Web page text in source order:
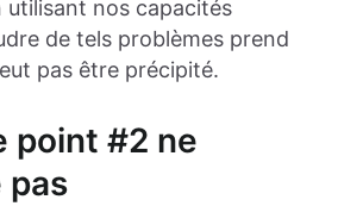
nos capacités
de tels problèmes prend
pas être précipité.
point #2 ne
pas